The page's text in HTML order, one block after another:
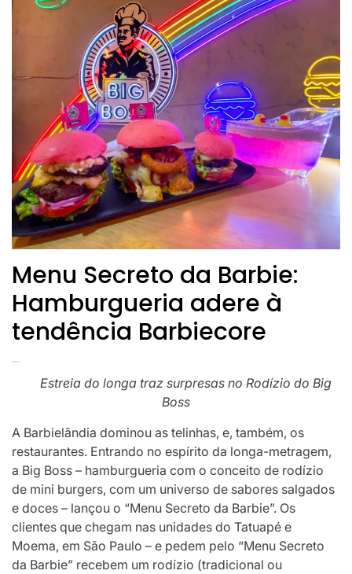
Menu Secreto da Barbie:
Hamburgueria adere à
tendência Barbiecore
Estreia do longa traz surpresas no Rodízio do Big
Boss
A Barbielândia dominou as telinhas, e, também, os
restaurantes. Entrando no espírito da longa-metragem,
a Big Boss – hamburgueria com o conceito de rodízio
de mini burgers, com um universo de sabores salgados
e doces – lançou o “Menu Secreto da Barbie”. Os
clientes que chegam nas unidades do Tatuapé e
Moema, em São Paulo – e pedem pelo “Menu Secreto
da Barbie” recebem um rodízio (tradicional ou